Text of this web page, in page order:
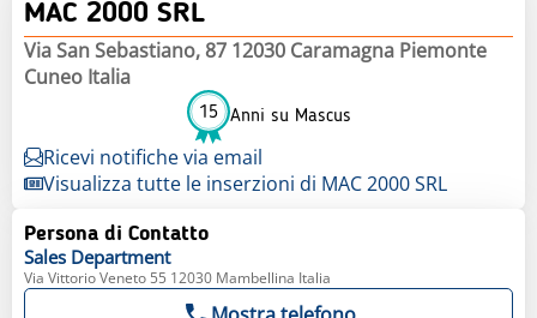
MAC 2000 SRL
Via San Sebastiano, 87 12030 Caramagna Piemonte
Cuneo Italia
15 Anni su Mascus
Ricevi notifiche via email
Visualizza tutte le inserzioni di MAC 2000 SRL
Persona di Contatto
Sales Department
Via Vittorio Veneto 55 12030 Mambellina Italia